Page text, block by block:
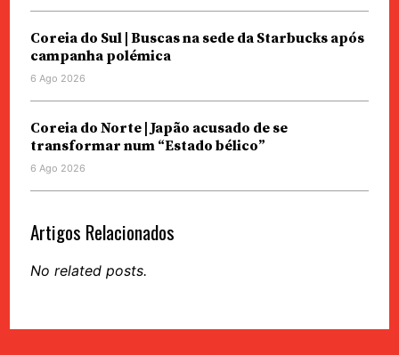
Coreia do Sul | Buscas na sede da Starbucks após
campanha polémica
6 Ago 2026
Coreia do Norte | Japão acusado de se
transformar num “Estado bélico”
6 Ago 2026
Artigos Relacionados
No related posts.